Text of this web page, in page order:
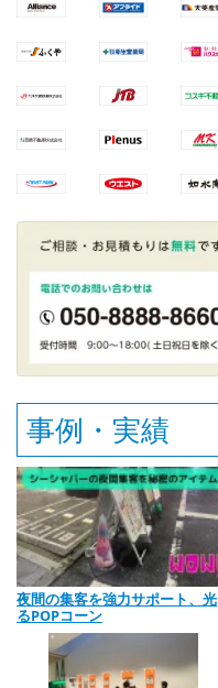
事例・実績
夜間の集客を強力サポート、光
るPOPコーン